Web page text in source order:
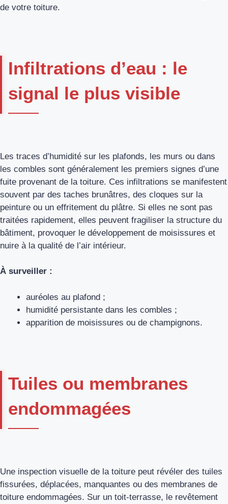
de votre toiture.
Infiltrations d’eau : le
signal le plus visible
Les traces d’humidité sur les plafonds, les murs ou dans
les combles sont généralement les premiers signes d’une
fuite provenant de la toiture. Ces infiltrations se manifestent
souvent par des taches brunâtres, des cloques sur la
peinture ou un effritement du plâtre. Si elles ne sont pas
traitées rapidement, elles peuvent fragiliser la structure du
bâtiment, provoquer le développement de moisissures et
nuire à la qualité de l’air intérieur.
À surveiller :
auréoles au plafond ;
humidité persistante dans les combles ;
apparition de moisissures ou de champignons.
Tuiles ou membranes
endommagées
Une inspection visuelle de la toiture peut révéler des tuiles
fissurées, déplacées, manquantes ou des membranes de
toiture endommagées. Sur un toit-terrasse, le revêtement